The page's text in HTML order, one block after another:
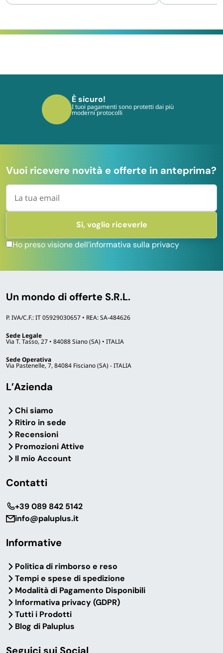
È sicuro!
I tuoi pagamenti sono protetti dai più
moderni protocolli
Vuoi ricevere novità e offerte in anteprima?
Ho preso visione dell’informativa sulla privacy
Un mondo di offerte S.R.L.
P. IVA/C.F.: IT 05929030657 • REA: SA-484626
Sede Legale
Via T. Tasso, 27 • 84088 Siano (SA) • ITALIA
Sede Operativa
Via Pastenelle, 7, 84084 Fisciano (SA) - ITALIA
L’Azienda
Chi siamo
Ritiro in sede
Recensioni
Promozioni Attive
Il mio Account
Contatti
‎+39 089 842 5142
info@paluplus.it
Informative
Politica di rimborso e reso
Tempi e spese di spedizione
Modalità di Pagamento Disponibili
Informativa privacy (GDPR)
Tutti i Prodotti
Blog di Paluplus